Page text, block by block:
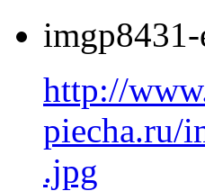
http://
piecha.ru/
.jpg